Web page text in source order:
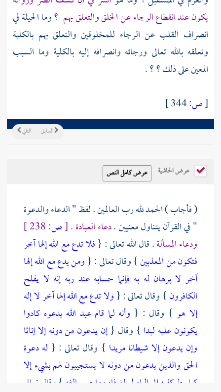
يكون عند انقطاع الرجاء عن الخلق والتعلق بهم ؟ وما الحيلة في
انصراف القلب عن الرجاء للمخلوقين والتعلق بهم بالكلية
وتعلقه بالله تعالى ورجائه وانصرافه إليه بالكلية وما السبب
المعين على ذلك ؟ ؟ .
[ص:
التالي السابق
عرض الحاشية
( فأجاب ) الحمد لله رب العالمين . لفظ " الدعاء والدعوة
" في القرآن يتناول معنيين .دعاء العبادة .[ص:
ودعاء المسألة. قال الله تعالى : {فلا تدع مع الله إلها آخر
فتكون من المعذبين} وقال تعالى : {ومن يدع مع الله إلها
آخر لا برهان له به فإنما حسابه عند ربه إنه لا يفلح
الكافرون} وقال تعالى : {ولا تدع مع الله إلها آخر لا إله
إلا هو } وقال : { وأنه لما قام عبد الله يدعوه كادوا
يكونون عليه لبدا } وقال {إن يدعون من دونه إلا إناثا
وإن يدعون إلا شيطانا مريدا } وقال تعالى : { له دعوة
الحق والذين يدعون من دونه لا يستجيبون لهم بشيء إلا
كباسط كفيه إلى الماء ليبلغ فاه وما هو ببالغه } وقال تعالى